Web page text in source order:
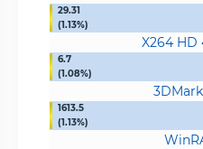
29.31
(1.13%)
X264 HD
6.7
(1.08%)
1613.5
(1.13%)